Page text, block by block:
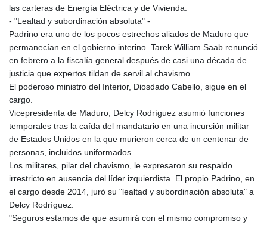
las carteras de Energía Eléctrica y de Vivienda.
- "Lealtad y subordinación absoluta" -
Padrino era uno de los pocos estrechos aliados de Maduro que
permanecían en el gobierno interino. Tarek William Saab renunció
en febrero a la fiscalía general después de casi una década de
justicia que expertos tildan de servil al chavismo.
El poderoso ministro del Interior, Diosdado Cabello, sigue en el
cargo.
Vicepresidenta de Maduro, Delcy Rodríguez asumió funciones
temporales tras la caída del mandatario en una incursión militar
de Estados Unidos en la que murieron cerca de un centenar de
personas, incluidos uniformados.
Los militares, pilar del chavismo, le expresaron su respaldo
irrestricto en ausencia del líder izquierdista. El propio Padrino, en
el cargo desde 2014, juró su "lealtad y subordinación absoluta" a
Delcy Rodríguez.
"Seguros estamos de que asumirá con el mismo compromiso y